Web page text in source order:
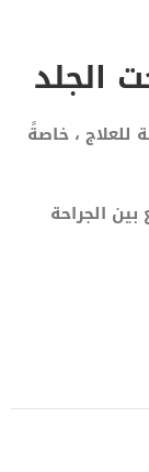
الجلد
للعلاج ، خاصةً
الجراحة